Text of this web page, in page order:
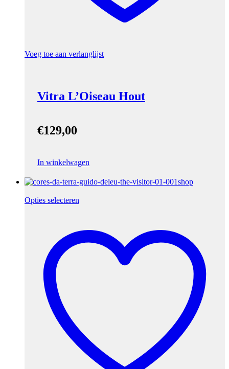
Voeg toe aan verlanglijst
Vitra L’Oiseau Hout
€129,00
In winkelwagen
Opties selecteren